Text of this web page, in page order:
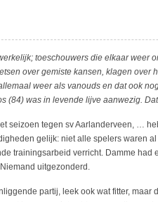
toeschouwers die elkaar weer
over gemiste kansen, klagen over
weer als vanouds en dat ook
(84) was in levende lijve aanwezig.
seizoen tegen sv Aarlanderveen, …
gelijk: niet alle spelers waren
trainingsarbeid verricht. Damme had
uitgezonderd.
partij, leek ook wat fitter, maar